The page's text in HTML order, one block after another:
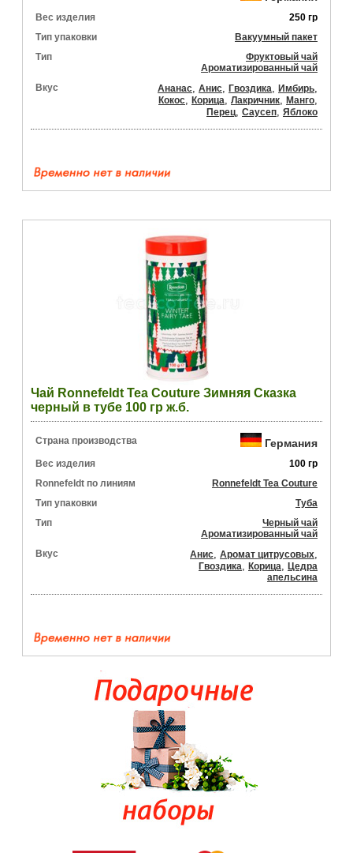
Вес изделия
250 гр
Тип упаковки
Вакуумный пакет
Тип
Фруктовый чай
Ароматизированный чай
Вкус
Ананас, Анис, Гвоздика, Имбирь,
Кокос, Корица, Лакричник, Манго,
Перец, Саусеп, Яблоко
Чай Ronnefeldt Tea Couture Зимняя Сказка
черный в тубе 100 гр ж.б.
Страна производства Германия
Вес изделия
100 гр
Ronnefeldt по линиям
Ronnefeldt Tea Couture
Тип упаковки
Туба
Тип
Черный чай
Ароматизированный чай
Вкус
Анис, Аромат цитрусовых,
Гвоздика, Корица, Цедра
апельсина